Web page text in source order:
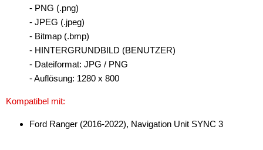
- PNG (.png)
- JPEG (.jpeg)
- Bitmap (.bmp)
- HINTERGRUNDBILD (BENUTZER)
- Dateiformat: JPG / PNG
- Auflösung: 1280 x 800
Kompatibel mit:
Ford Ranger (2016-2022), Navigation Unit SYNC 3